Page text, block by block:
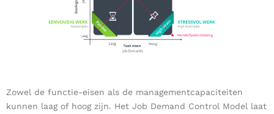
Zowel de functie-eisen als de managementcapaciteiten
kunnen laag of hoog zijn. Het Job Demand Control Model laat